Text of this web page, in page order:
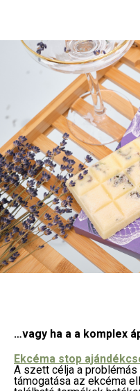
…vagy ha a a komplex
Ekcéma stop
A szett célja a
támogatása az ekcéma